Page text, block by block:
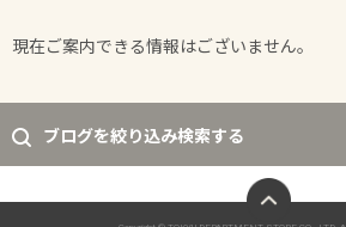
現在ご案内できる情報はございません。
ブログを絞り込み検索する